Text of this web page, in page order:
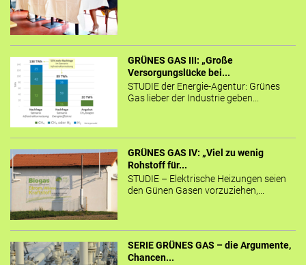
GRÜNES GAS III: „Große
Versorgungslücke bei...
STUDIE der Energie-Agentur: Grünes
Gas lieber der Industrie geben...
GRÜNES GAS IV: „Viel zu wenig
Rohstoff für...
STUDIE – Elektrische Heizungen seien
den Günen Gasen vorzuziehen,...
SERIE GRÜNES GAS – die Argumente,
Chancen...